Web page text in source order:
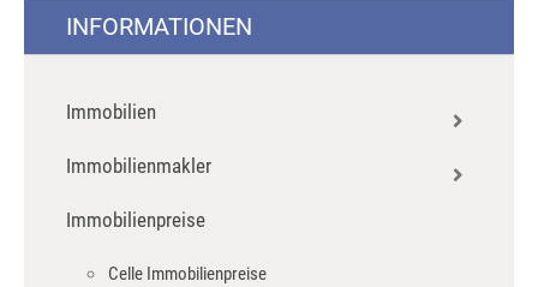
INFORMATIONEN
Immobilien
Celle Immobilien
Immobilien in Celle
Immobilienmakler
Celle Immobilienmakler
Celle Makler
Immobilienpreise
Celle Immobilienpreise